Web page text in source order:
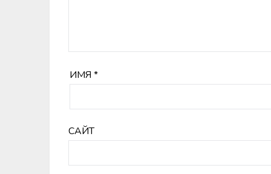
ИМЯ *
САЙТ